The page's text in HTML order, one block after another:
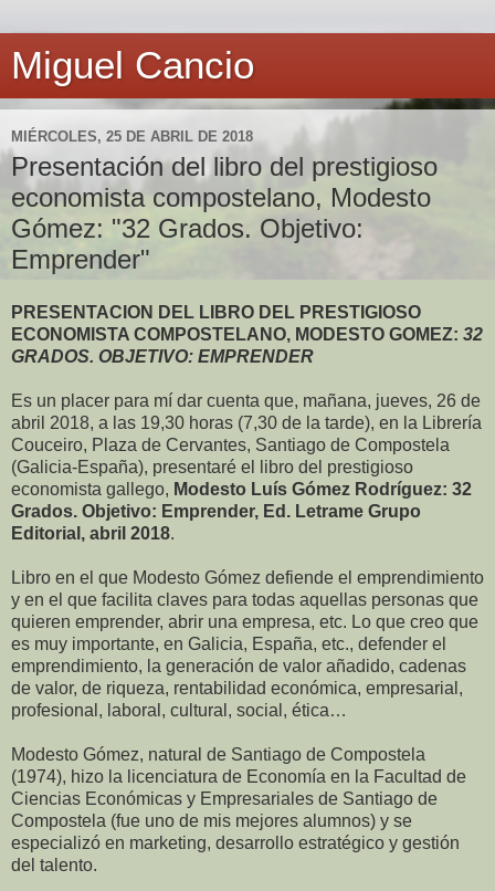
Miguel Cancio
MIÉRCOLES, 25 DE ABRIL DE 2018
Presentación del libro del prestigioso
economista compostelano, Modesto
Gómez: "32 Grados. Objetivo:
Emprender"
P RESENTACION DEL LIBRO DEL PRESTIGIOSO
ECONOMISTA COMPOSTELANO, MODESTO GOMEZ: 32
GRADOS. OBJETIVO: EMPRENDER
Es un placer para mí dar cuenta que, mañana, jueves, 26 de
abril 2018, a las 19,30 horas (7,30 de la tarde), en la Librería
Couceiro, Plaza de Cervantes, Santiago de Compostela
(Galicia-España), presentaré el libro del prestigioso
economista gallego, Modesto Luís Gómez Rodríguez: 32
Grados. Objetivo: Emprender, Ed. Letrame Grupo
Editorial, abril 2018.
Libro en el que Modesto Gómez defiende el emprendimiento
y en el que facilita claves para todas aquellas personas que
quieren emprender, abrir una empresa, etc. Lo que creo que
es muy importante, en Galicia, España, etc., defender el
emprendimiento, la generación de valor añadido, cadenas
de valor, de riqueza, rentabilidad económica, empresarial,
profesional, laboral, cultural, social, ética…
Modesto Gómez, natural de Santiago de Compostela
(1974), hizo la licenciatura de Economía en la Facultad de
Ciencias Económicas y Empresariales de Santiago de
Compostela (fue uno de mis mejores alumnos) y se
especializó en marketing, desarrollo estratégico y gestión
del talento.